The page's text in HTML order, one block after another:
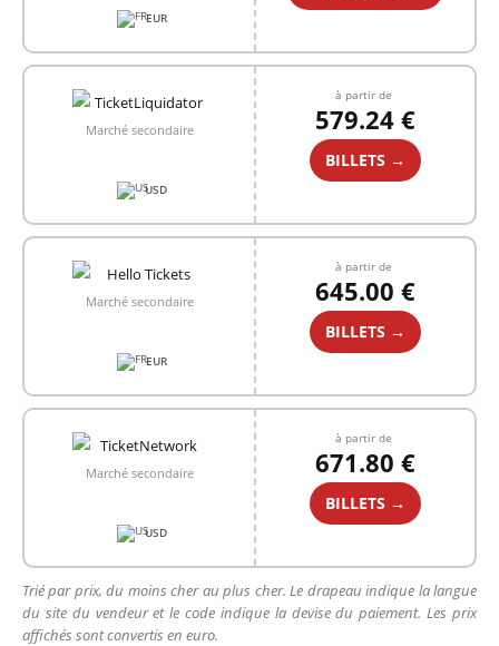
EUR
Marché secondaire
USD
à partir de
579.24 €
BILLETS →
Marché secondaire
EUR
à partir de
645.00 €
BILLETS →
Marché secondaire
USD
à partir de
671.80 €
BILLETS →
Trié par prix, du moins cher au plus cher. Le drapeau indique la langue
du site du vendeur et le code indique la devise du paiement. Les prix
affichés sont convertis en euro.